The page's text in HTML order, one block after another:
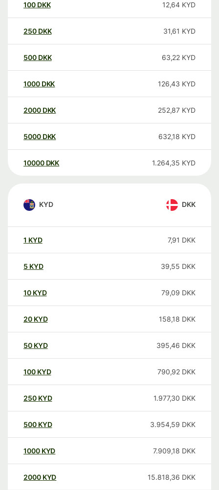
100 DKK 12,64 KYD
250 DKK 31,61 KYD
500 DKK 63,22 KYD
1000 DKK 126,43 KYD
2000 DKK 252,87 KYD
5000 DKK 632,18 KYD
10000 DKK 1.264,35 KYD
KYD DKK
1 KYD 7,91 DKK
5 KYD 39,55 DKK
10 KYD 79,09 DKK
20 KYD 158,18 DKK
50 KYD 395,46 DKK
100 KYD 790,92 DKK
250 KYD 1.977,30 DKK
500 KYD 3.954,59 DKK
1000 KYD 7.909,18 DKK
2000 KYD 15.818,36 DKK